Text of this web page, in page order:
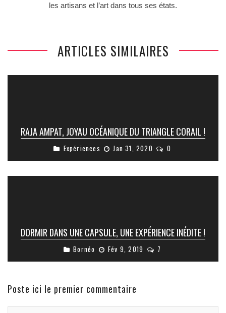
les artisans et l’art dans tous ses états.
ARTICLES SIMILAIRES
RAJA AMPAT, JOYAU OCÉANIQUE DU TRIANGLE CORAIL !
Expériences Jan 31, 2020 0
DORMIR DANS UNE CAPSULE, UNE EXPÉRIENCE INÉDITE !
Bornéo Fév 9, 2019 7
Poste ici le premier commentaire